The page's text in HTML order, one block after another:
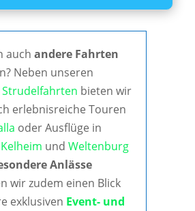
auch andere Fahrten
Neben unseren
bieten wir
erlebnisreiche Touren
oder Ausflüge in
Kelheim und Weltenburg
Anlässe
wir zudem einen Blick
exklusiven Event- und